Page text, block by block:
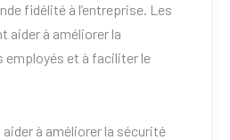
fidélité à l’entreprise. Les
aider à améliorer la
employés et à faciliter le
à améliorer la sécurité